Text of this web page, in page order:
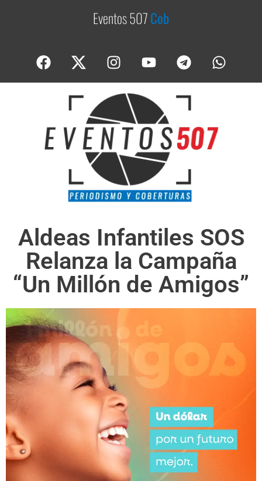
Eventos 507Cober
Aldeas Infantiles SOS
Relanza la Campaña
“Un Millón de Amigos”